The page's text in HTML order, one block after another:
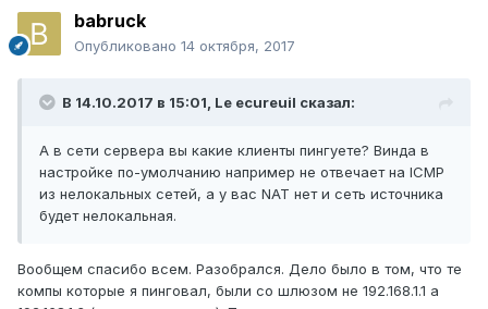
babruck
Опубликовано 14 октября, 2017
В 14.10.2017 в 15:01, Le ecureuil сказал:
А в сети сервера вы какие клиенты пингуете? Винда в
настройке по-умолчанию например не отвечает на ICMP
из нелокальных сетей, а у вас NAT нет и сеть источника
будет нелокальная.
Вообщем спасибо всем. Разобрался. Дело было в том, что те
компы которые я пинговал, были со шлюзом не 192.168.1.1 а